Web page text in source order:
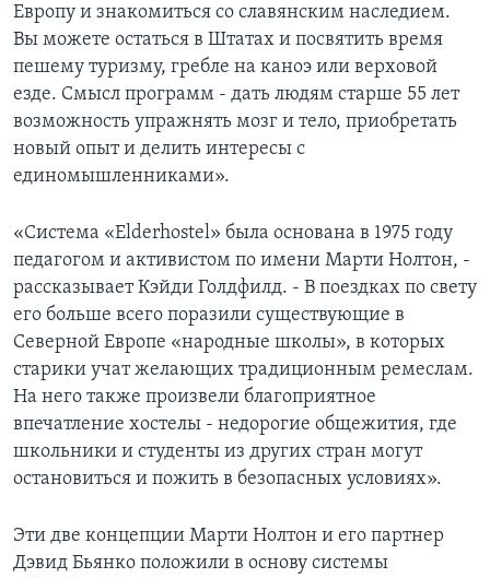
Европу и знакомиться со славянским наследием.
Вы можете остаться в Штатах и посвятить время
пешему туризму, гребле на каноэ или верховой
езде. Смысл программ - дать людям старше 55 лет
возможность упражнять мозг и тело, приобретать
новый опыт и делить интересы с
единомышленниками».
«Система «Elderhostel» была основана в 1975 году
педагогом и активистом по имени Марти Нолтон, -
рассказывает Кэйди Голдфилд. - В поездках по свету
его больше всего поразили существующие в
Северной Европе «народные школы», в которых
старики учат желающих традиционным ремеслам.
На него также произвели благоприятное
впечатление хостелы - недорогие общежития, где
школьники и студенты из других стран могут
остановиться и пожить в безопасных условиях».
Эти две концепции Марти Нолтон и его партнер
Дэвид Бьянко положили в основу системы